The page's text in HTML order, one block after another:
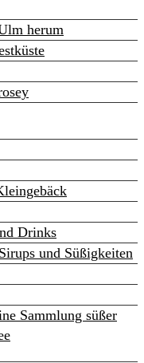
herum
Drinks
und Süßigkeiten
Sammlung süßer